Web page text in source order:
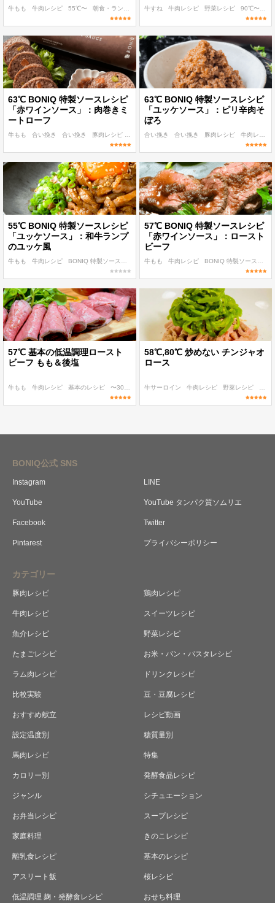
牛もも 牛肉レシピ 55℃〜 朝食・ランチ ディナー
牛すね 牛肉レシピ 野菜レシピ 90℃〜
63℃ BONIQ 特製ソースレシピ
「赤ワインソース」：肉巻きミ
ートローフ
牛もも 合い挽き 合い挽き 豚肉レシピ 牛肉レシピ
63℃ BONIQ 特製ソースレシピ
「ユッケソース」：ピリ辛肉そ
ぼろ
合い挽き 合い挽き 豚肉レシピ 牛肉レシピ
55℃ BONIQ 特製ソースレシピ
「ユッケソース」：和牛ランプ
のユッケ風
牛もも 牛肉レシピ BONIQ 特製ソースレシピ 55℃〜 朝食・ランチ
57℃ BONIQ 特製ソースレシピ
「赤ワインソース」：ロースト
ビーフ
牛もも 牛肉レシピ BONIQ 特製ソースレシピ
57℃ 基本の低温調理ロースト
ビーフ もも＆後塩
牛もも 牛肉レシピ 基本のレシピ 〜300 kcal 〜400 kcal
58℃,80℃ 炒めない チンジャオ
ロース
牛サーロイン 牛肉レシピ 野菜レシピ
BONIQ公式 SNS
Instagram LINE
YouTube YouTube タンパク質ソムリエ
Facebook Twitter
Pintarest プライバシーポリシー
カテゴリー
豚肉レシピ 鶏肉レシピ
牛肉レシピ スイーツレシピ
魚介レシピ 野菜レシピ
たまごレシピ お米・パン・パスタレシピ
ラム肉レシピ ドリンクレシピ
比較実験 豆・豆腐レシピ
おすすめ献立 レシピ動画
設定温度別 糖質量別
馬肉レシピ 特集
カロリー別 発酵食品レシピ
ジャンル シチュエーション
お弁当レシピ スープレシピ
家庭料理 きのこレシピ
離乳食レシピ 基本のレシピ
アスリート飯 桜レシピ
低温調理 麹・発酵食レシピ おせち料理
レシピ検索 加熱時間基準表 低温調理ルール 真空パック器